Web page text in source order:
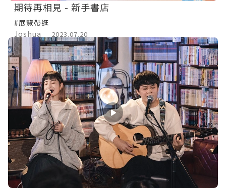
期待再相見 - 新手書店
#展覽帶逛
Joshua
2023.07.20